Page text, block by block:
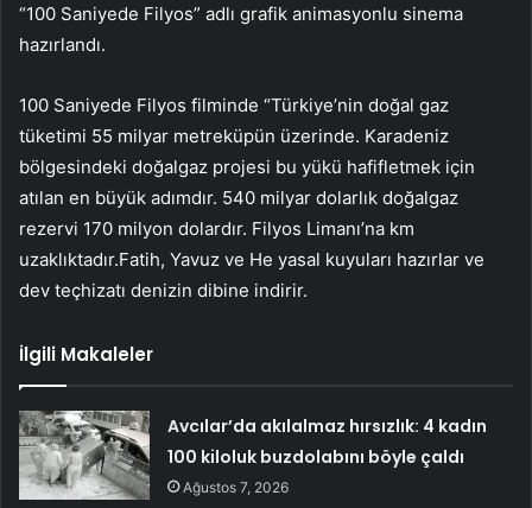
“100 Saniyede Filyos” adlı grafik animasyonlu sinema
hazırlandı.
100 Saniyede Filyos filminde “Türkiye’nin doğal gaz
tüketimi 55 milyar metreküpün üzerinde. Karadeniz
bölgesindeki doğalgaz projesi bu yükü hafifletmek için
atılan en büyük adımdır. 540 milyar dolarlık doğalgaz
rezervi 170 milyon dolardır. Filyos Limanı’na km
uzaklıktadır.Fatih, Yavuz ve He yasal kuyuları hazırlar ve
dev teçhizatı denizin dibine indirir.
İlgili Makaleler
Avcılar’da akılalmaz hırsızlık: 4 kadın
100 kiloluk buzdolabını böyle çaldı
Ağustos 7, 2026